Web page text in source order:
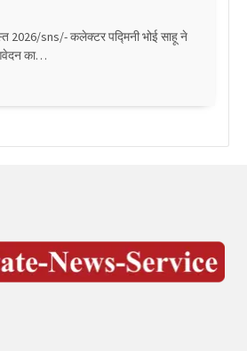
2026/sns/- कलेक्टर पद्मिनी भोई साहू ने
का…